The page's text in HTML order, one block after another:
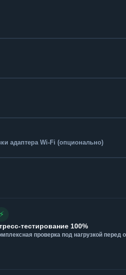
адаптера Wi-Fi (опционально)
⚡
тестирование 100%
проверка под нагрузкой перед